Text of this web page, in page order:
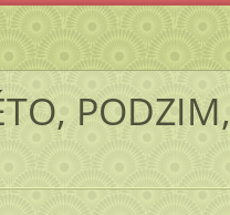
PODZIM,